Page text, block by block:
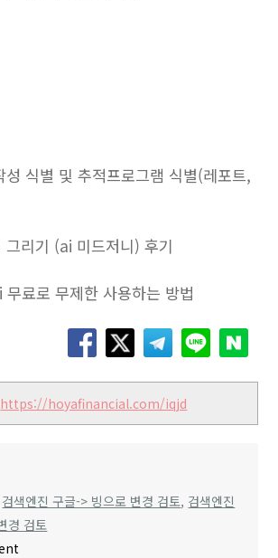
식별 및 추적프로그램 식별(레포트,
리기 (ai 미드저니) 후기
료로 무제한 사용하는 방법
https://hoyafinancial.com/iqjd
검색엔진 구글-> 빙으로 변경 검토, 검색엔진
경 검토